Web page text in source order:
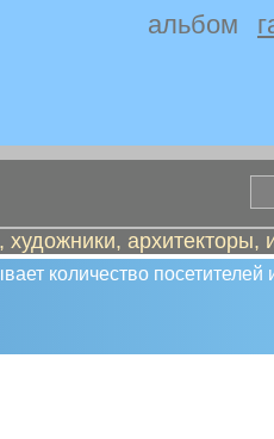
альбом
архитекторы,
количество посетителей